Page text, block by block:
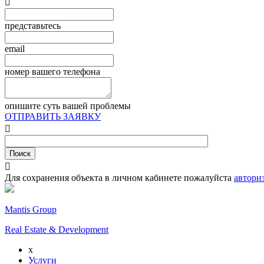

представьтесь
email
номер вашего телефона
опишите суть вашей проблемы
ОТПРАВИТЬ ЗАЯВКУ


Для сохранения объекта в личном кабинете пожалуйста
Mantis Group
Real Estate & Development
x
Услуги